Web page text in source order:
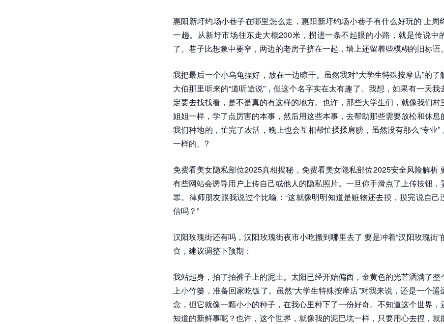
惠阳新圩约场小巷子在哪里怎么走，惠阳新圩约场小巷子有什么好玩的 上周
一趟。从新圩市场往东走大概200米，拐进一条不起眼的小路，就是传说中
了。巷子比想象中要窄，两边的老房子挤在一起，墙上还留着些模糊的旧标语。
我把最后一个小乌龟捏好，放在一边晾干。虽然我对“大学生特殊按摩店”的了
大伯那里听来的“道听途说”，但这个名字实在太有趣了。我想，如果有一天我
定要去找找看，是不是真的有这样的地方。也许，那些大学生们，就像我们村
姐姐一样，学了点厉害的本事，然后用这些本事，去帮助那些需要放松和休息
我们种地的，忙完了农活，晚上也会互相帮忙揉揉肩膀，虽然没有那么“专业”
一样的。?
免费看美女隐私部位2025真相揭秘，免费看美女隐私部位2025安全风险解析
有些网站会诱导用户上传自己或他人的隐私照片。一旦你手滑点了上传按钮，
罪。律师朋友跟我说过个比喻：“这就像明明知道是赃物还去摸，摸完说自己
信吗？”
汉阳玫瑰街还有吗，汉阳玫瑰街夜市小吃搬到哪里去了 要是冲着“汉阳玫瑰街”
食，建议调整下预期：
我站起身，拍了拍裤子上的泥土。太阳已经开始偏西，金黄色的光芒洒满了整
上小竹篓，准备回家吃饭了。虽然“大学生特殊按摩店”对我来说，还是一个
念，但它就像一颗小小的种子，在我心里种下了一份好奇。不知道这个世界，
知道的新鲜事呢？也许，这个世界，就像我的泥巴坑一样，只要用心去捏，就